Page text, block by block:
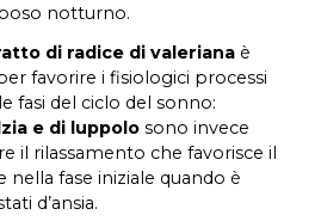
notturno.
di radice di valeriana è
favorire i fisiologici processi
fasi del ciclo del sonno:
e di luppolo sono invece
il rilassamento che favorisce il
fase iniziale quando è
d’ansia.